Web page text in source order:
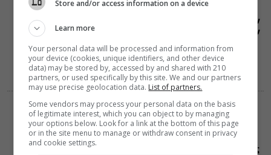
Διδαχές για την
προσευχή στην
ΕΟΡΤΟΛΟΓΙΟ
07 Αυγούστου 2026
0:35
Σαν σήμερα:
Όλες οι εορτές
Store and/or access information on a device
Learn more
Your personal data will be processed and information from
your device (cookies, unique identifiers, and other device
data) may be stored by, accessed by and shared with 210
partners, or used specifically by this site. We and our partners
may use precise geolocation data. List of partners.
Some vendors may process your personal data on the basis
of legitimate interest, which you can object to by managing
your options below. Look for a link at the bottom of this page
or in the site menu to manage or withdraw consent in privacy
and cookie settings.